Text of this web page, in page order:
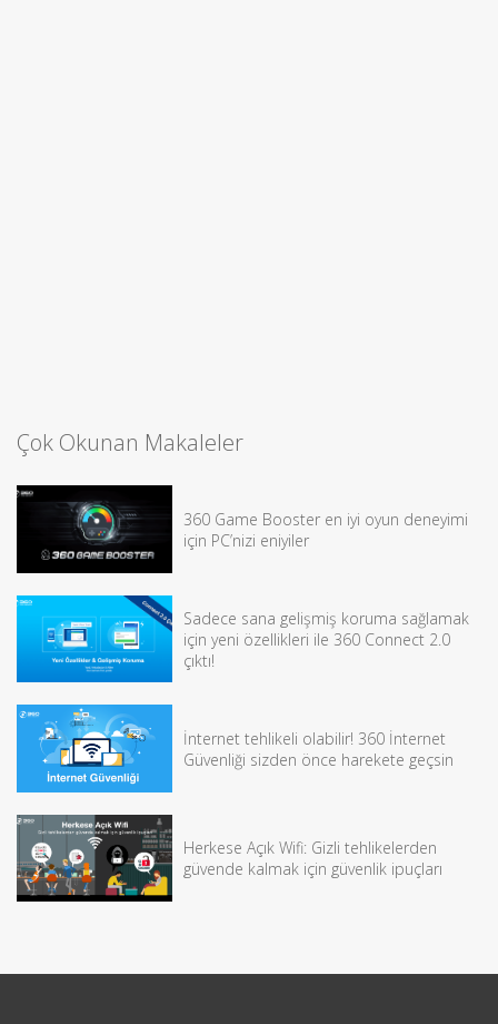
Çok Okunan Makaleler
360 Game Booster en iyi oyun deneyimi
için PC’nizi eniyiler
Sadece sana gelişmiş koruma sağlamak
için yeni özellikleri ile 360 Connect 2.0
çıktı!
İnternet tehlikeli olabilir! 360 İnternet
Güvenliği sizden önce harekete geçsin
Herkese Açık Wifi: Gizli tehlikelerden
güvende kalmak için güvenlik ipuçları